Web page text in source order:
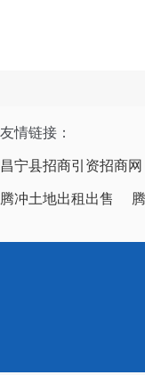
友情链接：
昌宁县招商引资招商网
腾冲土地出租出售